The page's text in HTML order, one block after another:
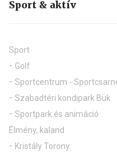
Sport & aktív
Sport
Golf
Sportcentrum -
Szabadtéri kondipark Bük
Sportpark és animáció
Élmény, kaland
Kristály Torony